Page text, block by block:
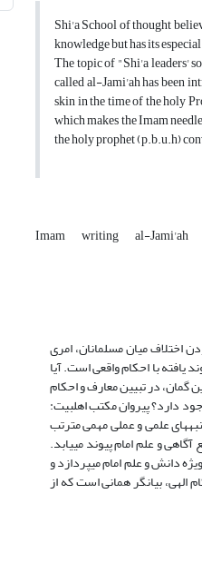
Shi'a School of thought
knowledge but has its
The topic of "Shi'a leaders'
called al-Jami'ah has been
skin in the time of the holy
which makes the Imam
the holy prophet (p.b.u.h)
Imam writing al-Jami'ah
سوال، به دلیل نمایان بودن اختلاف میان مسلمانان، امری
با احکام واقعی است. آیا
جایگزین گمان، در تبیین معارف و احکام
و کامل شریعت وجود دارد؟ پیروان مکتب‏ اهل‏بیت:
علمی و عملی مهمی مترتب
و علم امام پیوند می‏یابد.
دانش و علم امام می‏پردازد و
به صورت کامل توسط پیامبر9 به جانشین وی انتقال یافته است، و امام7 در مسئله احکام الهی، بیانگر همانی است که از